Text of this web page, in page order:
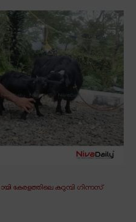
കേരളത്തിലെ കറുമ്പി ഗിന്നസ്